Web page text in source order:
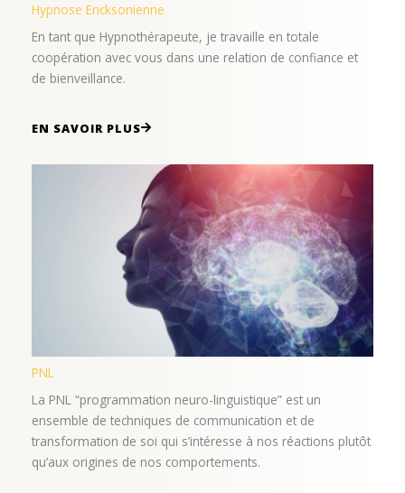
Hypnose Ericksonienne
En tant que Hypnothérapeute, je travaille en totale
coopération avec vous dans une relation de confiance et
de bienveillance.
EN SAVOIR PLUS
PNL
La PNL “programmation neuro-linguistique” est un
ensemble de techniques de communication et de
transformation de soi qui s’intéresse à nos réactions plutôt
qu’aux origines de nos comportements.